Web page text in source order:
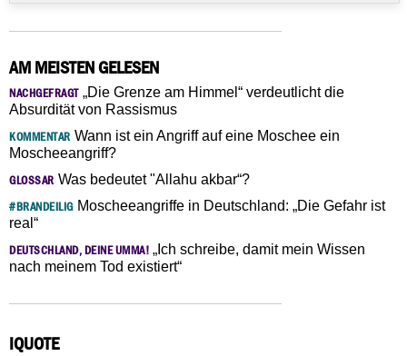
AM MEISTEN GELESEN
NACHGEFRAGT„Die Grenze am Himmel“ verdeutlicht die
Absurdität von Rassismus
KOMMENTAR Wann ist ein Angriff auf eine Moschee ein
Moscheeangriff?
GLOSSAR Was bedeutet "Allahu akbar“?
#BRANDEILIGMoscheeangriffe in Deutschland: „Die Gefahr ist
real“
DEUTSCHLAND, DEINE UMMA! „Ich schreibe, damit mein Wissen
nach meinem Tod existiert“
IQUOTE